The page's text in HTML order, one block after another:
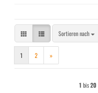
Sortieren nach
Sortieren nach
1 2 »
1 bis20